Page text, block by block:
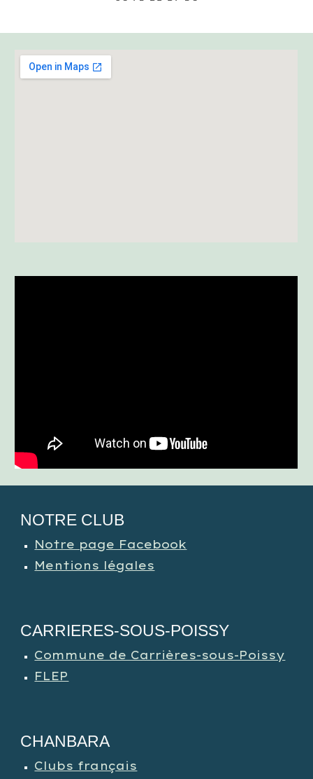
NOTRE CLUB
Notre page Facebook
Mentions légales
CARRIERES-SOUS-POISSY
Commune de Carrières-sous-Poissy
FLEP
CHANBARA
Clubs français